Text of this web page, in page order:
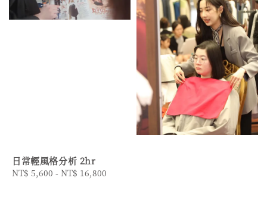
日常輕風格分析 2hr
Regular
NT$ 5,600 - NT$ 16,800